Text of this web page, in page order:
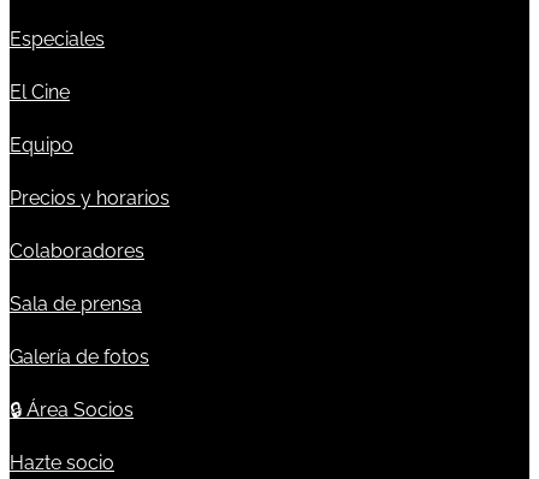
Especiales
El Cine
Equipo
Precios y horarios
Colaboradores
Sala de prensa
Galería de fotos
🔒 Área Socios
Hazte socio